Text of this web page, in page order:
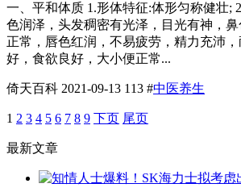
一、平和体质 1.形体特征:体形匀称健壮;
色润泽，头发稠密有光泽，目光有神，
正常，唇色红润，不易疲劳，精力充沛
好，食欲良好，大小便正常...
倚天百科 2021-09-13 113 #中医养生
1 2 3 4 5 6 7 8 9 下页 尾页
最新文章